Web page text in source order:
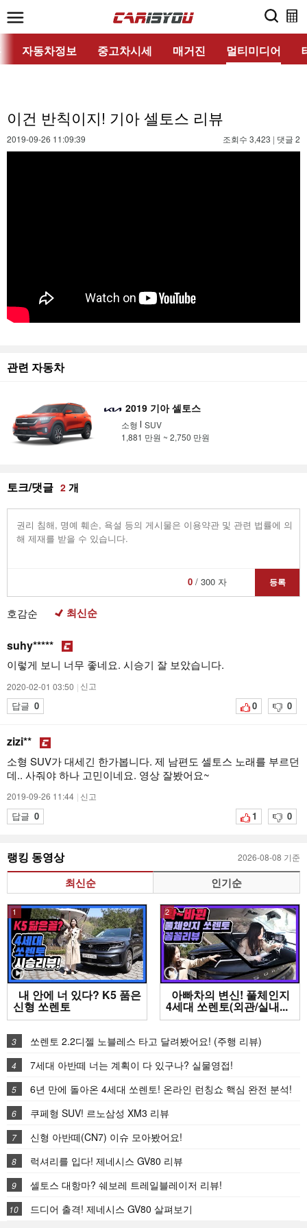
자동차정보 중고차시세 매거진 멀티미디어
이건 반칙이지! 기아 셀토스 리뷰
2019-09-26 11:09:39 조회수 3,423 | 댓글 2
관련 자동차
2019 기아 셀토스
소형
SUV
1,881 만원 ~ 2,750 만원
토크/댓글 2 개
0/ 300 자 등록
호감순 최신순
suhy*****
이렇게 보니 너무 좋네요. 시승기 잘 보았습니다.
2020-02-01 03:50 | 신고
답글 0 0 0
zizi**
소형 SUV가 대세긴 한가봅니다. 제 남편도 셀토스 노래를 부르던
데.. 사줘야 하나 고민이네요. 영상 잘봤어요~
2019-09-26 11:44 | 신고
답글 0 1 0
랭킹 동영상 2026-08-08 기준
최신순 인기순
1
내 안에 너 있다? K5 품은
신형 쏘렌토
2
아빠차의 변신! 풀체인지
4세대 쏘렌토(외관/실내...
3 쏘렌토 2.2디젤 노블레스 타고 달려봤어요! (주행 리뷰)
4 7세대 아반떼 너는 계획이 다 있구나? 실물영접!
5 6년 만에 돌아온 4세대 쏘렌토! 온라인 런칭쇼 핵심 완전 분석!
6 쿠페형 SUV! 르노삼성 XM3 리뷰
7 신형 아반떼(CN7) 이슈 모아봤어요!
8 럭셔리를 입다! 제네시스 GV80 리뷰
9 셀토스 대항마? 쉐보레 트레일블레이저 리뷰!
10 드디어 출격! 제네시스 GV80 살펴보기